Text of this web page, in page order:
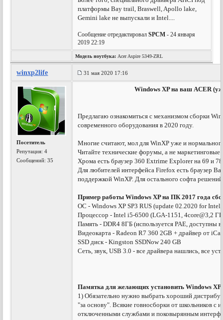
платформы Bay trail, Braswell, Apollo lake,
Gemini lake не выпускали и Intel....
Сообщение отредактировалSPCM - 24 января
2019 22:19
Модель ноутбука: Acer Aspire 5349-ZRL
winxp2life 31 мая 2020 17:16
Посетитель
Репутация:4
Сообщений: 35
Windows XP на ваш ACER
Предлагаю ознакомиться с механизмом сборки
современного оборудования в 2020 году.
Многие считают, мол для WinХР уже и
Читайте технические форумы, а не
Хрома есть браузер 360 Extrime Explorer на 69 и
Для любителей интерфейса Firefox есть браузер
поддержкой WinXP. Для остального софта
Пример работы Windows XP на ПК 2017 года
ОС - Windows XP SP3 RUS (update 02.2020 for
Процессор - Intel i5-6500 (LGA-1151, 4core@3,2
Память - DDR4 8ГБ (используется PAE, доступны
Видеокарта - Radeon R7 360 2GB + драйвер от
SSD диск - Kingston SSDNow 240 GB
Сеть, звук, USB 3.0 - все драйвера нашлись, все
Памятка для желающих установить Windows
1) Обязательно нужно выбрать хороший
"за основу". Всякие говносборки от школьников с
отключенными службами и поковырянным